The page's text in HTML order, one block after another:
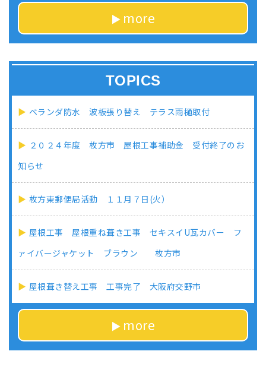
more
TOPICS
ベランダ防水 波板張り替え テラス雨樋取付
２０２４年度 枚方市 屋根工事補助金 受付終了のお
知らせ
枚方東郵便局活動 １１月７日(火）
屋根工事 屋根重ね葺き工事 セキスイU瓦カバー フ
ァイバージャケット ブラウン 枚方市
屋根葺き替え工事 工事完了 大阪府交野市
more